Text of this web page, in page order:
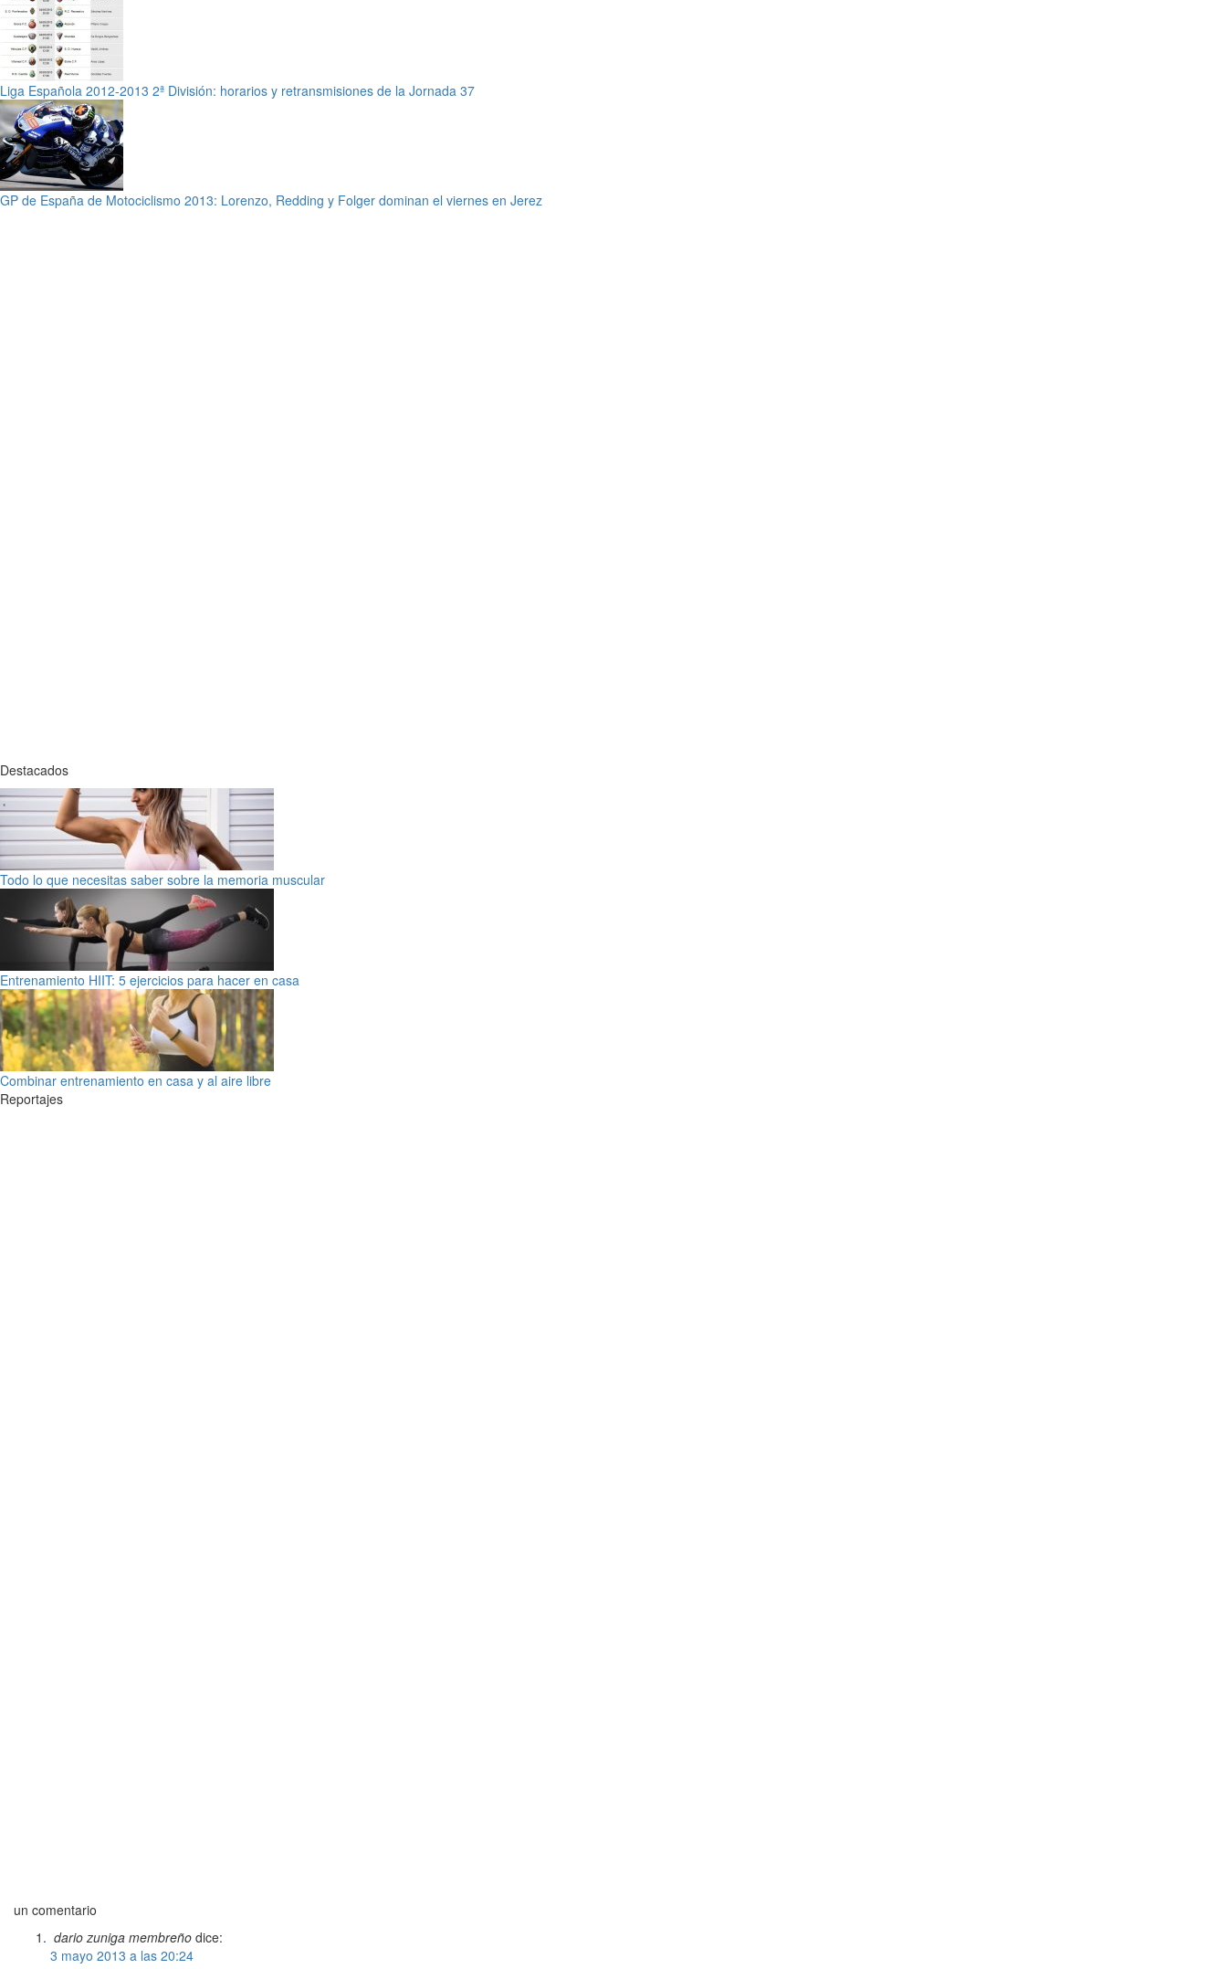
Liga Española 2012-2013 2ª División: horarios y retransmisiones de la Jornada 37
GP de España de Motociclismo 2013: Lorenzo, Redding y Folger dominan el viernes en Jerez
Destacados
Todo lo que necesitas saber sobre la memoria muscular
Entrenamiento HIIT: 5 ejercicios para hacer en casa
Combinar entrenamiento en casa y al aire libre
Reportajes
un comentario
dario zuniga membreño dice:
3 mayo 2013 a las 20:24